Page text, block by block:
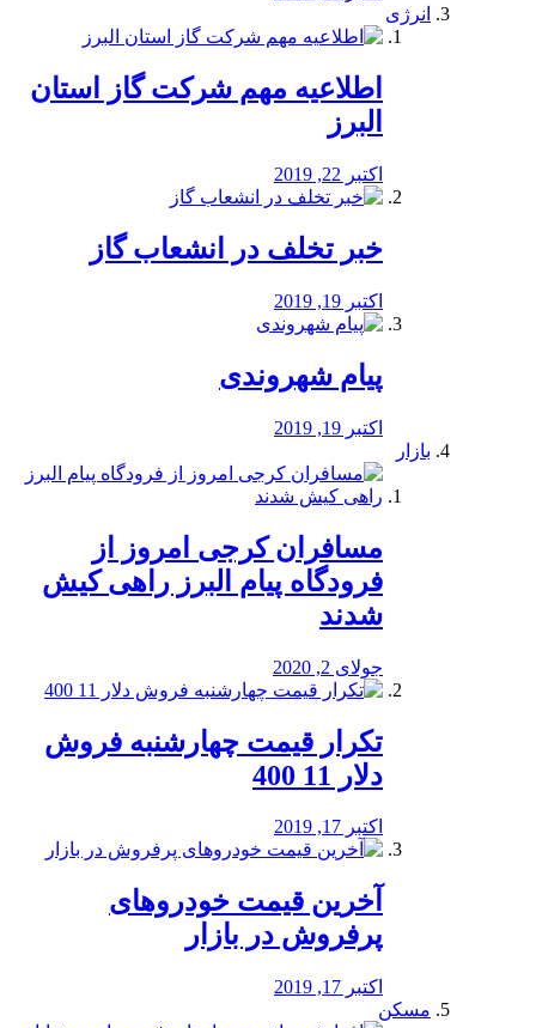
انرژی
️اطلاعیه مهم شرکت گاز استان
البرز
اکتبر 22, 2019
خبر تخلف در انشعاب گاز
اکتبر 19, 2019
پیام شهروندی
اکتبر 19, 2019
بازار
مسافران کرجی امروز از
فرودگاه پیام البرز راهی کیش
شدند
جولای 2, 2020
تکرار قیمت چهارشنبه فروش
دلار 11 400
اکتبر 17, 2019
آخرین قیمت خودرو‌های
پرفروش در بازار
اکتبر 17, 2019
مسکن